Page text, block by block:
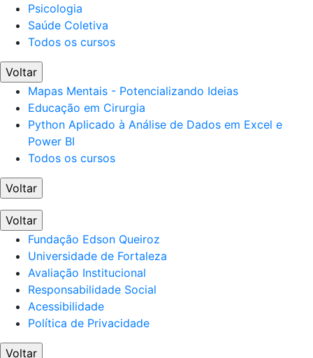
Psicologia
Saúde Coletiva
Todos os cursos
Voltar
Mapas Mentais - Potencializando Ideias
Educação em Cirurgia
Python Aplicado à Análise de Dados em Excel e
Power BI
Todos os cursos
Voltar
Voltar
Fundação Edson Queiroz
Universidade de Fortaleza
Avaliação Institucional
Responsabilidade Social
Acessibilidade
Política de Privacidade
Voltar